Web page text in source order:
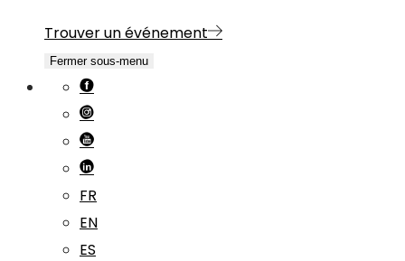
Trouver un événement
Fermer sous-menu
FR
EN
ES